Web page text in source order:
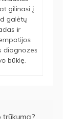
gilinasi į
galėtų
ir
diagnozes
būklę.
trūkumą?